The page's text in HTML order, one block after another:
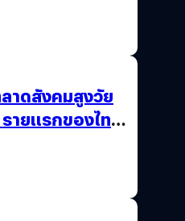
ลาดสังคมสูงวัย
รายแรกของไทย